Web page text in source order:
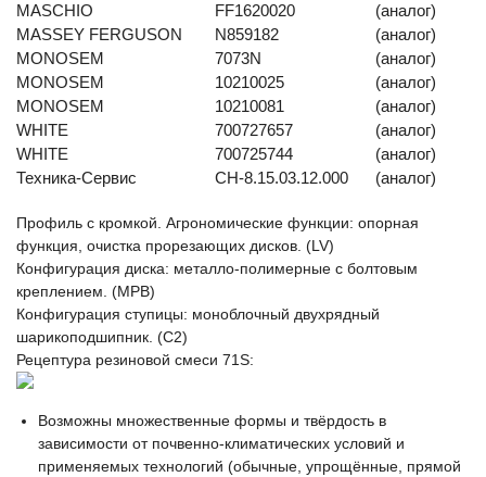
MASCHIO
FF1620020
(аналог)
MASSEY FERGUSON
N859182
(аналог)
MONOSEM
7073N
(аналог)
MONOSEM
10210025
(аналог)
MONOSEM
10210081
(аналог)
WHITE
700727657
(аналог)
WHITE
700725744
(аналог)
Техника-Сервис
СН-8.15.03.12.000 (аналог)
Профиль с кромкой. Агрономические функции: опорная
функция, очистка прорезающих дисков. (LV)
Конфигурация диска: металло-полимерные с болтовым
креплением. (MPB)
Конфигурация ступицы: моноблочный двухрядный
шарикоподшипник. (C2)
Рецептура резиновой смеси 71S:
Возможны множественные формы и твёрдость в
зависимости от почвенно-климатических условий и
применяемых технологий (обычные, упрощённые, прямой